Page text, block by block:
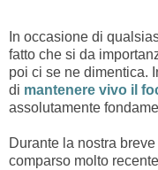
In occasione di
fatto che si da
poi ci se ne dimentica.
di mantenere vivo il
assolutamente
Durante la nostra
comparso molto